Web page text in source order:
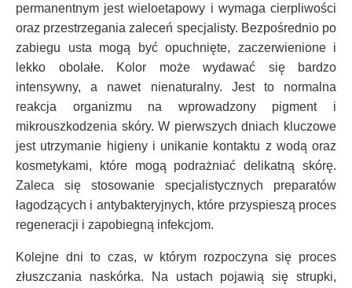
permanentnym jest wieloetapowy i wymaga cierpliwości
oraz przestrzegania zaleceń specjalisty. Bezpośrednio po
zabiegu usta mogą być opuchnięte, zaczerwienione i
lekko obolałe. Kolor może wydawać się bardzo
intensywny, a nawet nienaturalny. Jest to normalna
reakcja organizmu na wprowadzony pigment i
mikrouszkodzenia skóry. W pierwszych dniach kluczowe
jest utrzymanie higieny i unikanie kontaktu z wodą oraz
kosmetykami, które mogą podrażniać delikatną skórę.
Zaleca się stosowanie specjalistycznych preparatów
łagodzących i antybakteryjnych, które przyspieszą proces
regeneracji i zapobiegną infekcjom.
Kolejne dni to czas, w którym rozpoczyna się proces
złuszczania naskórka. Na ustach pojawią się strupki,